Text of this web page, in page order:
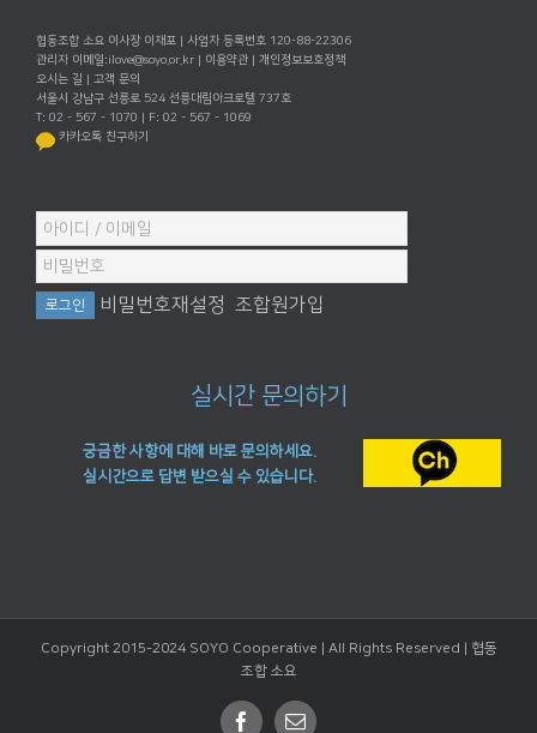
협동조합 소요 이사장 이재포 | 사업자 등록번호 120-88-22306
관리자 이메일:ilove@soyo.or.kr | 이용약관 | 개인정보보호정책
오시는 길 | 고객 문의
서울시 강남구 선릉로 524 선릉대림아크로텔 737호
T: 02 - 567 - 1070 | F: 02 - 567 - 1069
카카오톡 친구하기
비밀번호재설정 조합원가입
실시간 문의하기
궁금한 사항에 대해 바로 문의하세요.
실시간으로 답변 받으실 수 있습니다.
Copyright 2015-2024 SOYO Cooperative | All Rights Reserved | 협동
조합 소요
Facebook
Email